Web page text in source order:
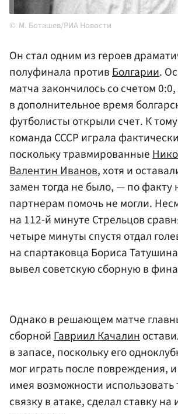
М. Боташев/РИА Новости
Он стал одним из героев
полуфинала противБолгарии.
матча закончилось со счетом 0:0,
в дополнительное время
футболисты открыли счет. К
команда СССР играла
поскольку травмированные
Валентин Иванов, хотя и
замен тогда не было, — по факту
партнерам помочь не могли.
на 112-й минуте Стрельцов
четыре минуты спустя отдал
на спартаковца Бориса
вывел советскую сборную в
Однако в решающем матче
сборнойГавриил Качалин
в запасе, поскольку его
мог играть после повреждения,
имея возможности
связку в атаке, сделал ставку на